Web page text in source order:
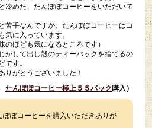
冷めた、たんぽぽコーヒーをいただいて
苦手なんですが、たんぽぽコーヒーはコ
気に入っています。
のほども気になるところです）
がして出し殻のティーバックを捨てるの
です。
りがとうございました！
たんぽぽコーヒー極上５５パック購入）
ぽぽコーヒーを購入いただきありが